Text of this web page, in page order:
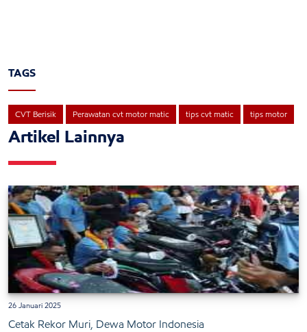
TAGS
CVT Berisik Perawatan cvt motor matic tips cvt matic tips motor
Artikel Lainnya
26 Januari 2025
Cetak Rekor Muri, Dewa Motor Indonesia